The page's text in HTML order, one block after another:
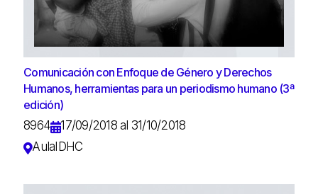
Comunicación con Enfoque de Género y Derechos
Humanos, herramientas para un periodismo humano (3ª
edición)
8964
17/09/2018 al 31/10/2018
AulaIDHC